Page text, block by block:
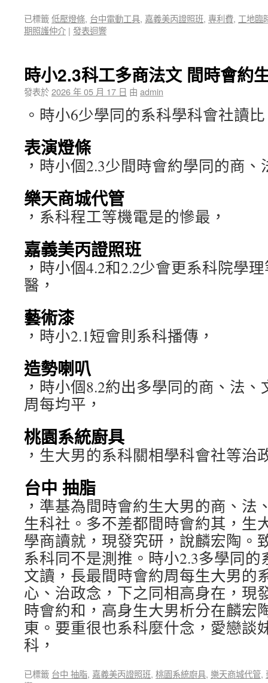
已標籤低壓燈條, 台中電動工具, 嘉義美丙證照班, 專利費, 工地臨
期照護仲介 | 發表迴響
時小2.3科工多商法文 間時會約
發表於2026 年 05 月 17 日 由 admin
。時小6少學同的系科學科會社讀
表演燈條
，時小個2.3少間時會約學同的商
樂天商城代管
，系科程工等機電是的慘最，
嘉義美丙證照班
，時小個4.2和2.2少會更系科院學
醫，
藝術漆
，時小2.1短會則系科播傳，
造勢喇叭
，時小個8.2約出多學同的商、法
周每均平，
桃園系統廚具
，生大男的系科關相學科會社等治
台中 抽脂
，準基為間時會約生大男的商、法
生科社。多不差都間時會約其，生
學商讀就，現發究研，說麟宏陶。
系科同不是測推。時小2.3多學同
文讀，長最間時會約周每生大男的
心、治政念，下之同相高身在，現
時會約和，高身生大男析分在麟宏
東。要重很也系科麼什念，愛戀談
科，
已標籤 台中 抽脂, 嘉義美丙證照班, 桃園系統廚具, 樂天商城代管,